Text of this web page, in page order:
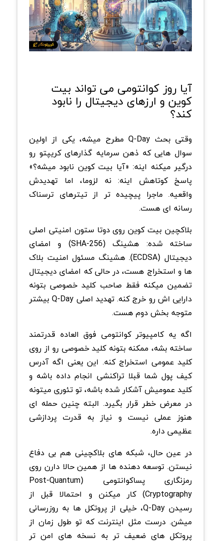
آیا روز کوانتومی می تواند بیت
کوین و ارزهای دیجیتال را نابود
کند؟
وقتی بحث Q-Day مطرح میشه، یکی از اولین
سوال هایی که ذهن سرمایه گذارهای کریپتو رو
درگیر میکنه اینه: «آیا بیت کوین نابود میشه؟»
پاسخ کوتاهش اینه: نه لزوما، اما تهدیدش
واقعیه. ماجرا پیچیده تر از تیترهای ترسناک
رسانه ای هست.
بلاکچین بیت کوین روی دوتا ستون امنیتی اصلی
ساخته شده: هشینگ (SHA-256) و امضای
دیجیتال (ECDSA). هشینگ مسئول امنیت بلاک
ها و استخراج هست، در حالی که امضای دیجیتال
تضمین میکنه فقط صاحب کلید خصوصی بتونه
دارایی اش رو خرج کنه. تهدید اصلی Q-Day بیشتر
متوجه بخش دوم هست.
اگه یه کامپیوتر کوانتومی فوق العاده قدرتمند
ساخته بشه، ممکنه بتونه کلید خصوصی رو از روی
کلید عمومی استخراج کنه. این یعنی اگه آدرس
کیف پول شما قبلا تراکنشی انجام داده باشه و
کلید عمومیش آشکار شده باشه، تو تئوری میتونه
در معرض خطر قرار بگیرد. البته چنین حمله ای
هنوز عملی نیست و نیاز به قدرت پردازشی
عظیمی داره.
در عین حال، شبکه های بلاکچینی هم بی دفاع
نیستن. توسعه دهنده ها از همین حالا دارن روی
رمزنگاری پساکوانتومی (Post-Quantum
Cryptography) کار میکنن و احتمالا قبل از
رسیدن Q-Day، خیلی از پروتکل ها به روزرسانی
میشن. درست مثل اینترنت که تو طول زمان از
پروتکل های ضعیف تر به نسخه های امن تر